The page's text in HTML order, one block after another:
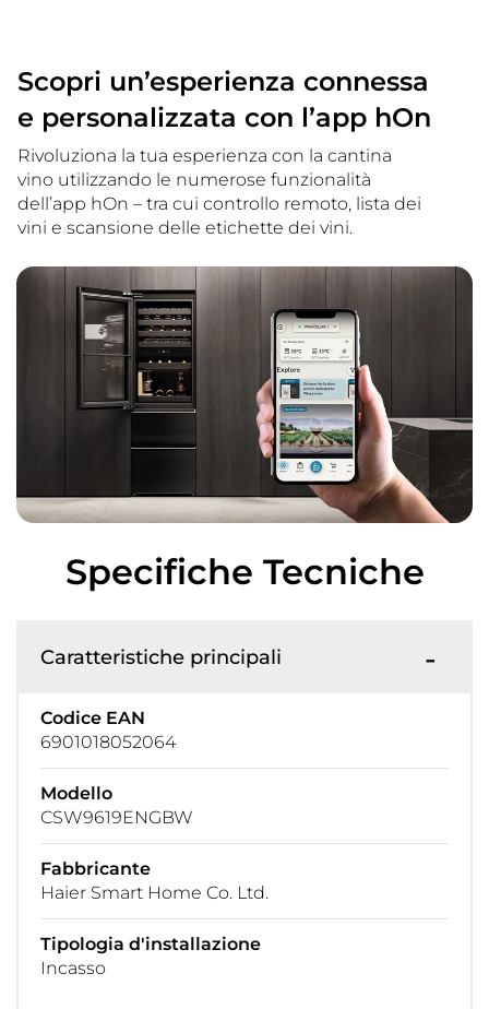
Scopri un’esperienza connessa
e personalizzata con l’app hOn
Rivoluziona la tua esperienza con la cantina
vino utilizzando le numerose funzionalità
dell’app hOn – tra cui controllo remoto, lista dei
vini e scansione delle etichette dei vini.
Specifiche Tecniche
Caratteristiche principali
Codice EAN
6901018052064
Modello
CSW9619ENGBW
Fabbricante
Haier Smart Home Co. Ltd.
Tipologia d'installazione
Incasso